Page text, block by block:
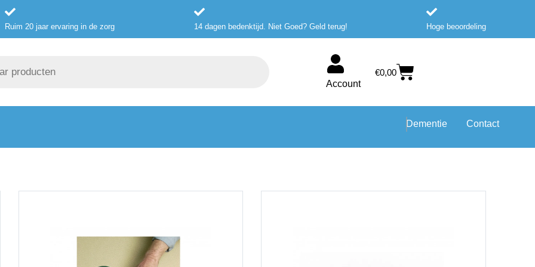
Ruim 20 jaar ervaring in de zorg 14 dagen bedenktijd. Niet Goed? Geld terug! Hoge beoordeling
Account
€0,00Winkelwagen
Dementie Contact